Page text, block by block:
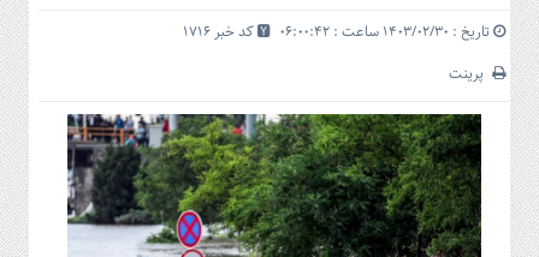
سرمایه
و
بورس
و
شهری
گاز
و
تاریخ : ۱۴۰۳/۰۲/۳۰ ساعت : ۰۶:۰۰:۴۲
کد خبر 1716
پرینت